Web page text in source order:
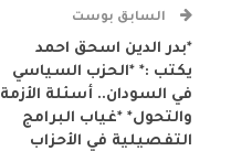
السابق بوست
*بدر الدين اسحق احمد
يكتب :* *الحزب السياسي
في السودان.. أسئلة الأزمة
والتحول* *غياب البرامج
التفصيلية في الأحزاب